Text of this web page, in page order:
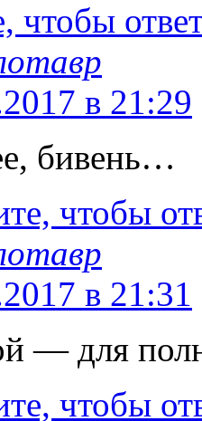
чтобы
в 21:29
бивень…
чтобы
в 21:31
— для
чтобы